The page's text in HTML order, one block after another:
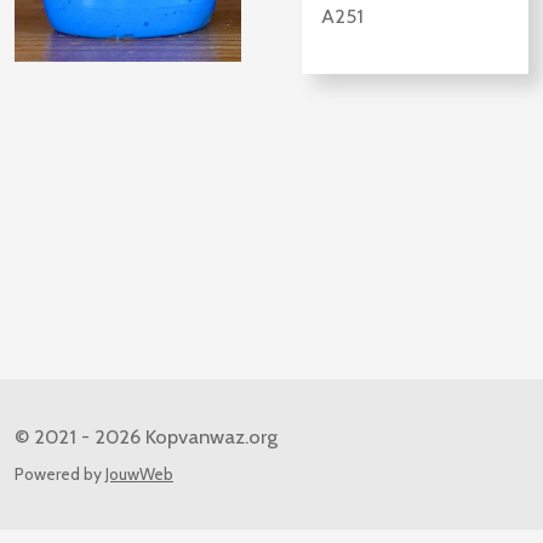
A251
© 2021 - 2026 Kopvanwaz.org
Powered byJouwWeb